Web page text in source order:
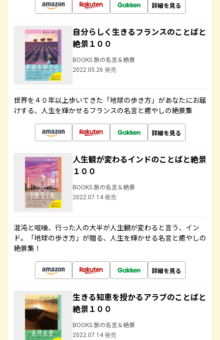
詳細を見る
自分らしく生きるフランスのことばと
絶景１００
BOOKS 旅の名言＆絶景
2022.05.26 発売
世界を４０年以上歩いてきた「地球の歩き方」があなたにお届
けする、人生を輝かせるフランスの名言と癒やしの絶景集
詳細を見る
人生観が変わるインドのことばと絶景
１００
BOOKS 旅の名言＆絶景
2022.07.14 発売
混沌と喧噪、行った人の大半が人生観が変わると言う、イン
ド。「地球の歩き方」が贈る、人生を輝かせる名言と癒やしの
絶景集！
詳細を見る
生きる知恵を授かるアラブのことばと
絶景１００
BOOKS 旅の名言＆絶景
2022.07.14 発売